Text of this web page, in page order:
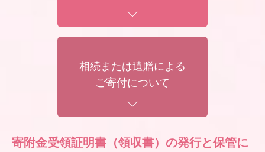
相続または遺贈による
ご寄付について
寄附金受領証明書（領収書）の発行と保管に